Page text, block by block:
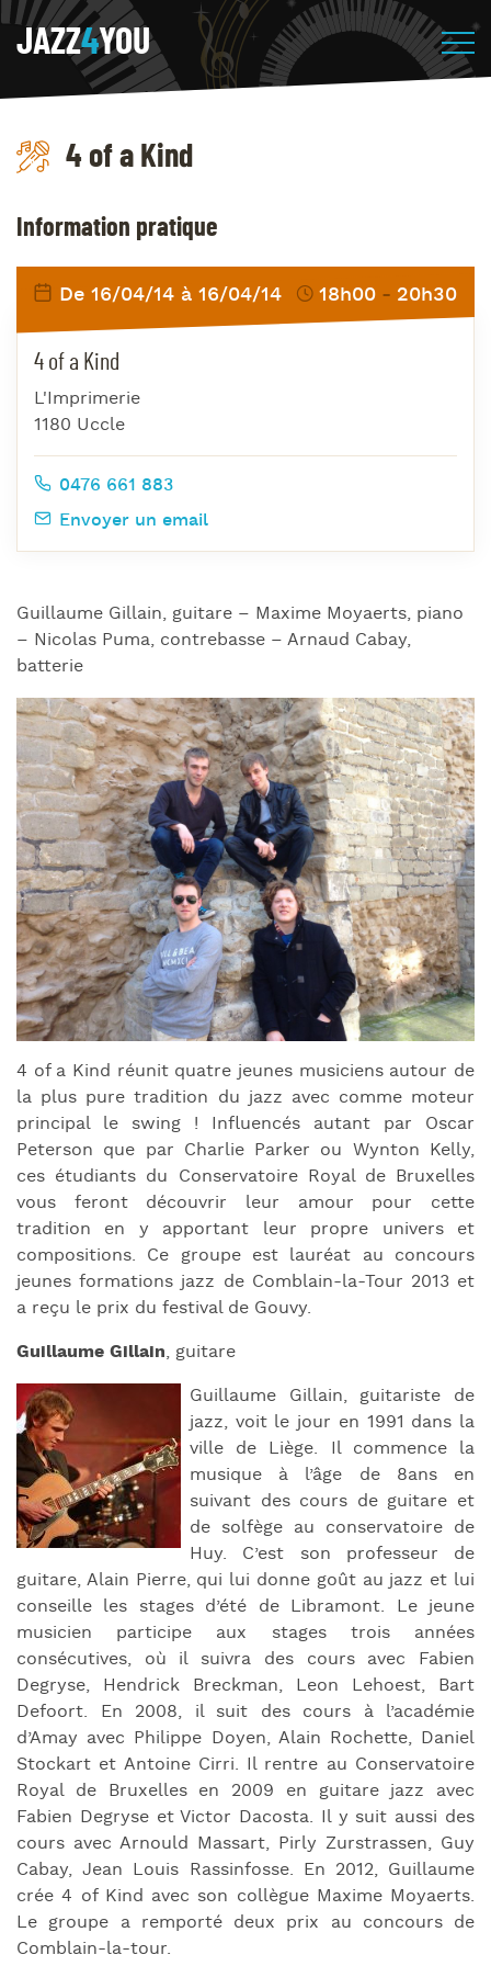
JAZZ4YOU
4 of a Kind
Guillaume Gillain, guitare – Maxime Moyaerts, piano
– Nicolas Puma, contrebasse – Arnaud Cabay,
batterie
4 of a Kind réunit quatre jeunes musiciens autour de
la plus pure tradition du jazz avec comme moteur
principal le swing ! Influencés autant par Oscar
Peterson que par Charlie Parker ou Wynton Kelly,
ces étudiants du Conservatoire Royal de Bruxelles
vous feront découvrir leur amour pour cette
tradition en y apportant leur propre univers et
compositions. Ce groupe est lauréat au concours
jeunes formations jazz de Comblain-la-Tour 2013 et
a reçu le prix du festival de Gouvy.
Guillaume Gillain, guitare
Guillaume Gillain, guitariste de
jazz, voit le jour en 1991 dans la
ville de Liège. Il commence la
musique à l’âge de 8ans en
suivant des cours de guitare et
de solfège au conservatoire de
Huy. C’est son professeur de
guitare, Alain Pierre, qui lui donne goût au jazz et lui
conseille les stages d’été de Libramont. Le jeune
musicien participe aux stages trois années
consécutives, où il suivra des cours avec Fabien
Degryse, Hendrick Breckman, Leon Lehoest, Bart
Defoort. En 2008, il suit des cours à l’académie
d’Amay avec Philippe Doyen, Alain Rochette, Daniel
Stockart et Antoine Cirri. Il rentre au Conservatoire
Royal de Bruxelles en 2009 en guitare jazz avec
Fabien Degryse et Victor Dacosta. Il y suit aussi des
cours avec Arnould Massart, Pirly Zurstrassen, Guy
Cabay, Jean Louis Rassinfosse. En 2012, Guillaume
crée 4 of Kind avec son collègue Maxime Moyaerts.
Le groupe a remporté deux prix au concours de
Comblain-la-tour.
Information pratique
De 16/04/14 à 16/04/14 18h00 20h30
4 of a Kind
L'Imprimerie
1180 Uccle
0476 661 883
Envoyer un email